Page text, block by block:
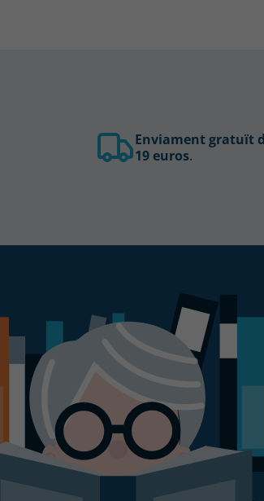
Enviament gratuït
19 euros.